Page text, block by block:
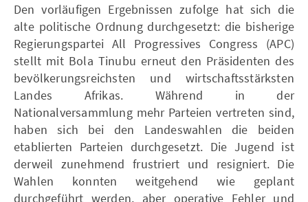
Den vorläufigen Ergebnissen zufolge hat sich die
alte politische Ordnung durchgesetzt: die bisherige
Regierungspartei All Progressives Congress (APC)
stellt mit Bola Tinubu erneut den Präsidenten des
bevölkerungsreichsten und wirtschaftsstärksten
Landes Afrikas. Während in der
Nationalversammlung mehr Parteien vertreten sind,
haben sich bei den Landeswahlen die beiden
etablierten Parteien durchgesetzt. Die Jugend ist
derweil zunehmend frustriert und resigniert. Die
Wahlen konnten weitgehend wie geplant
durchgeführt werden, aber operative Fehler und